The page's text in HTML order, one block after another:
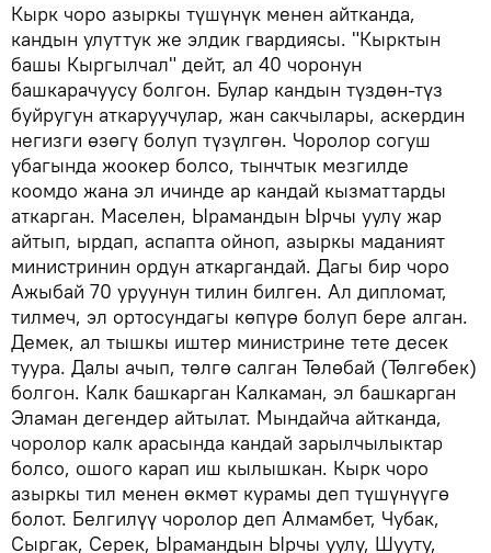
Кырк чоро азыркы түшүнүк менен айтканда,
кандын улуттук же элдик гвардиясы. "Кырктын
башы Кыргылчал" дейт, ал 40 чоронун
башкарачуусу болгон. Булар кандын түздөн-түз
буйругун аткаруучулар, жан сакчылары, аскердин
негизги өзөгү болуп түзүлгөн. Чоролор согуш
убагында жоокер болсо, тынчтык мезгилде
коомдо жана эл ичинде ар кандай кызматтарды
аткарган. Маселен, Ырамандын Ырчы уулу жар
айтып, ырдап, аспапта ойноп, азыркы маданият
министринин ордун аткаргандай. Дагы бир чоро
Ажыбай 70 уруунун тилин билген. Ал дипломат,
тилмеч, эл ортосундагы көпүрө болуп бере алган.
Демек, ал тышкы иштер министрине тете десек
туура. Далы ачып, төлгө салган Төлөбай (Төлгөбек)
болгон. Калк башкарган Калкаман, эл башкарган
Эламан дегендер айтылат. Мындайча айтканда,
чоролор калк арасында кандай зарылчылыктар
болсо, ошого карап иш кылышкан. Кырк чоро
азыркы тил менен өкмөт курамы деп түшүнүүгө
болот. Белгилүү чоролор деп Алмамбет, Чубак,
Сыргак, Серек, Ырамандын Ырчы уулу, Шууту,